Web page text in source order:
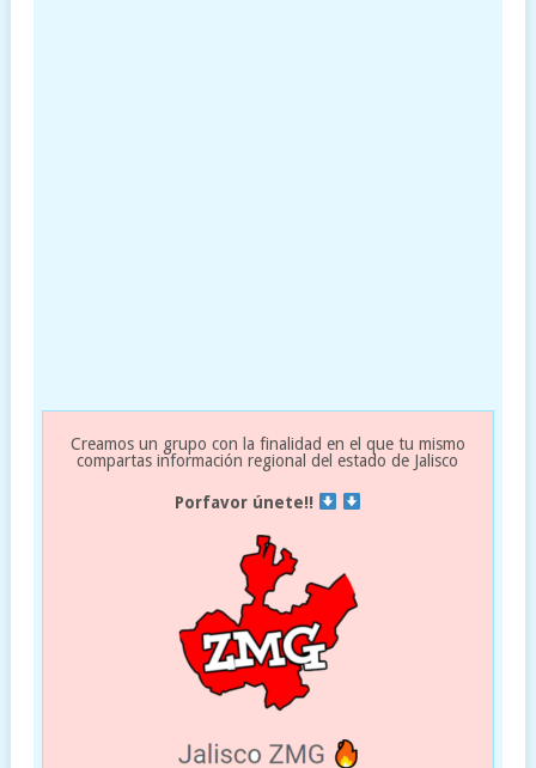
Creamos un grupo con la finalidad en el que tu mismo
compartas información regional del estado de Jalisco
Porfavor únete!!